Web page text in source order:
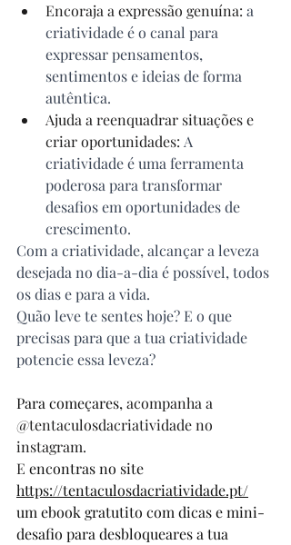
Encoraja a expressão genuína: a
criatividade é o canal para
expressar pensamentos,
sentimentos e ideias de forma
autêntica.
Ajuda a reenquadrar situações e
criar oportunidades: A
criatividade é uma ferramenta
poderosa para transformar
desafios em oportunidades de
crescimento.
Com a criatividade, alcançar a leveza
desejada no dia-a-dia é possível, todos
os dias e para a vida.
Quão leve te sentes hoje? E o que
precisas para que a tua criatividade
potencie essa leveza?
Para começares, acompanha a
@tentaculosdacriatividade no
instagram.
E encontras no site
https://tentaculosdacriatividade.pt/
um ebook gratutito com dicas e mini-
desafio para desbloqueares a tua